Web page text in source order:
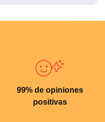
99% de opiniones
positivas